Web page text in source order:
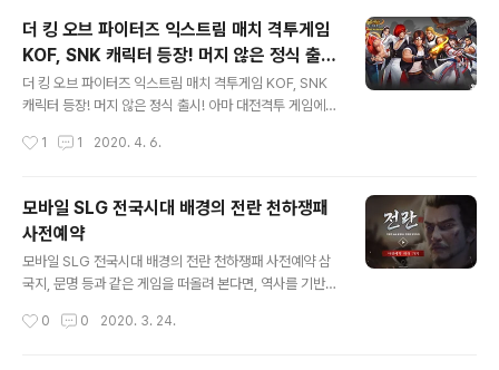
소식이 전해지며 화제가 되고 있습니다. 이 녀석은 세계관
부터 독특함이 엿보입니다. 얼핏 보면 과거를 나타내는 것
으로 오해할 수 있지만.. 소개되는 내용을 살펴보면 기계화
로 황폐화된 문명이 정령왕에 의해 태초의 시간으로 되돌
있습니다. 흔히 접하기 힘든 세계관임에 분명하죠? 게다가
더 킹 오브 파이터즈 익스트림 매치 격투게임
KOF, SNK 캐릭터 등장! 머지 않은 정식 출
시!
더 킹 오브 파이터즈 익스트림 매치 격투게임 KOF, SNK
캐릭터 등장! 머지 않은 정식 출시! 아마 대전격투 게임에
이름 한번쯤 들어보셨을 겁니다. 그리고 직접 경험해 본 분
이고 숱한 게임기를 통해 이를 즐겼던 기억이 스치는데요.
적지 않은 사람들에게 추억으로 남아있을 바로 그 녀석이
신규 모바일게임으로 등장한다는 소식입니다. 더 킹 오브
파이터즈 익스트림 매치라고 불린다 하는데요. 지금 사전
예약과 함께 다양한 이벤트를 진행하고 있네요. 일단 더 킹
이 총 출동 합니다. 주인공격인 쿄, 이오리와 함께 남자라면
1 1 2020. 4. 6.
모바일 SLG 전국시대 배경의 전란 천하쟁패
사전예약
모바일 SLG 전국시대 배경의 전란 천하쟁패 사전예약 삼
국지, 문명 등과 같은 게임을 떠올려 본다면, 역사를 기반으
게임을 선호하는 이들이 상당히 많은 수를 차지하고 있음
0 0 2020. 3. 24.